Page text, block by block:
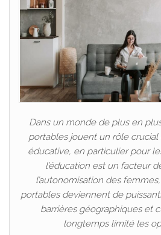
Dans un monde de plus en
portables jouent un rôle crucial
éducative, en particulier pour
l’éducation est un facteur
l’autonomisation des
portables deviennent de
barrières géographiques et
longtemps limité les